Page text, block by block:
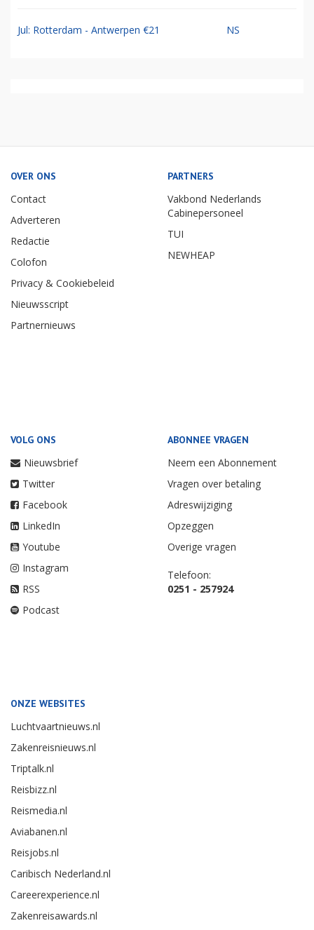
Jul: Rotterdam - Antwerpen €21 NS
OVER ONS
Contact
Adverteren
Redactie
Colofon
Privacy & Cookiebeleid
Nieuwsscript
Partnernieuws
PARTNERS
Vakbond Nederlands
Cabinepersoneel
TUI
NEWHEAP
VOLG ONS
Nieuwsbrief
Twitter
Facebook
LinkedIn
Youtube
Instagram
RSS
Podcast
ABONNEE VRAGEN
Neem een Abonnement
Vragen over betaling
Adreswijziging
Opzeggen
Overige vragen
Telefoon:
0251 - 257924
ONZE WEBSITES
Luchtvaartnieuws.nl
Zakenreisnieuws.nl
Triptalk.nl
Reisbizz.nl
Reismedia.nl
Aviabanen.nl
Reisjobs.nl
Caribisch Nederland.nl
Careerexperience.nl
Zakenreisawards.nl